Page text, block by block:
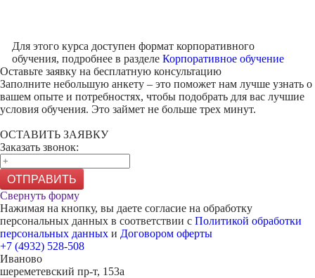
Для этого курса доступен формат корпоративного
обучения, подробнее в разделе Корпоративное обучение
Оставьте заявку на бесплатную консультацию
Заполните небольшую анкету – это поможет нам лучше узнать о
вашем опыте и потребностях, чтобы подобрать для вас лучшие
условия обучения. Это займет не больше трех минут.
ОСТАВИТЬ ЗАЯВКУ
Заказать звонок:
ОТПРАВИТЬ
Свернуть форму
Нажимая на кнопку, вы даете согласие на обработку
персональных данных в соответствии с Политикой обработки
персональных данных и Договором оферты
+7 (4932) 528-508
Иваново
шереметевский пр-т, 153а